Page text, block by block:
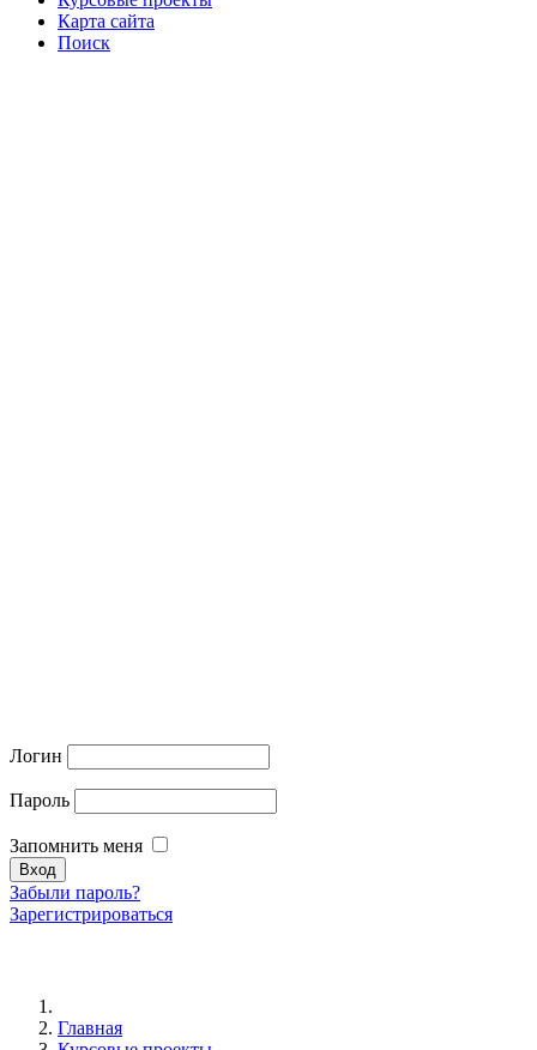
Карта сайта
Поиск
Логин
Пароль
Запомнить меня
Забыли пароль?
Зарегистрироваться
Главная